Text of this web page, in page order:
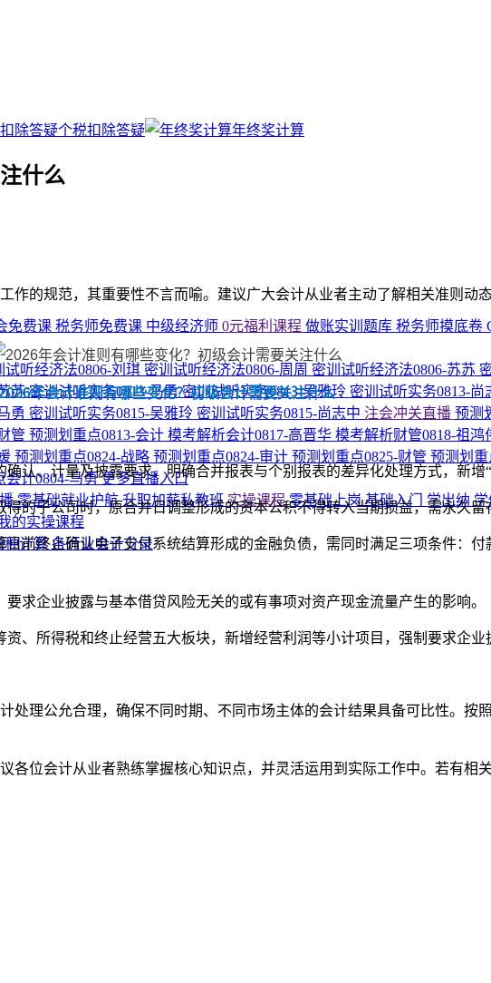
免费课 税务师免费课 中级经济师 0元福利课程 做账实训题库 税务师摸底卷
试听经济法0806-刘琪 密训试听经济法0806-周周 密训试听经济法0806-苏苏
苏密训试听实务0813-马勇密训试听实务0813-吴雅玲 密训试听实务0813-尚
勇 密训试听实务0815-吴雅玲 密训试听实务0815-尚志中 注会冲关直播 预测
管 预测划重点0813-会计 模考解析会计0817-高晋华 模考解析财管0818-祖鸿
预测划重点0824-战略 预测划重点0824-审计 预测划重点0825-财管 预测划重
会计0804-马勇更多直播入口
零基础就业护航升职加薪私教班实操课程零基础上岗基础入门 学出纳学
的实操课程
种计算各行业会计分录
个税扣除答疑 年终奖计算
什么
的规范，其重要性不言而喻。建议广大会计从业者主动了解相关准则动
年会计准则有哪些变化？初级会计需要关注什么
认、计量及披露要求，明确合并报表与个别报表的差异化处理方式，新增“
的子公司时，原合并日调整形成的资本公积不得转入当期损益，需永久留
前终止确认电子支付系统结算形成的金融负债，需同时满足三项条件：
求企业披露与基本借贷风险无关的或有事项对资产现金流量产生的影响。
、所得税和终止经营五大板块，新增经营利润等小计项目，强制要求企业
处理公允合理，确保不同时期、不同市场主体的会计结果具备可比性。按
各位会计从业者熟练掌握核心知识点，并灵活运用到实际工作中。若有相